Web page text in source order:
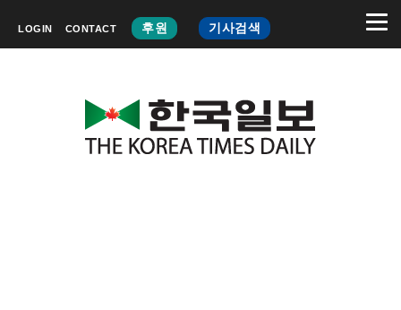
LOGIN CONTACT 후원 기사검색